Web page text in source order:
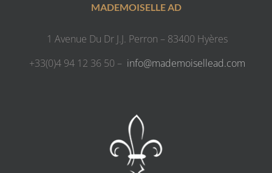
MADEMOISELLE AD
1 Avenue Du Dr J.J. Perron – 83400 Hyères
+33(0)4 94 12 36 50 – info@mademoisellead.com